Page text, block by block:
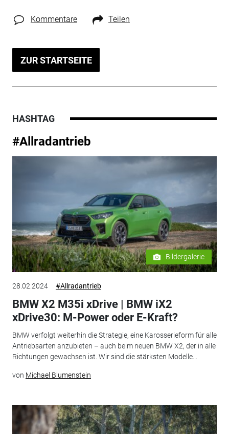
Kommentare Teilen
ZUR STARTSEITE
HASHTAG
#Allradantrieb
Bildergalerie
28.02.2024 #Allradantrieb
BMW X2 M35i xDrive | BMW iX2
xDrive30: M-Power oder E-Kraft?
BMW verfolgt weiterhin die Strategie, eine Karosserieform für alle
Antriebsarten anzubieten – auch beim neuen BMW X2, der in alle
Richtungen gewachsen ist. Wir sind die stärksten Modelle...
von Michael Blumenstein